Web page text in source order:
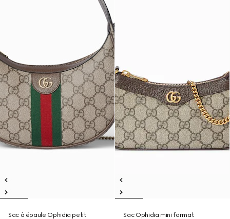
Sac à épaule Ophidia petit
Sac Ophidia mini format